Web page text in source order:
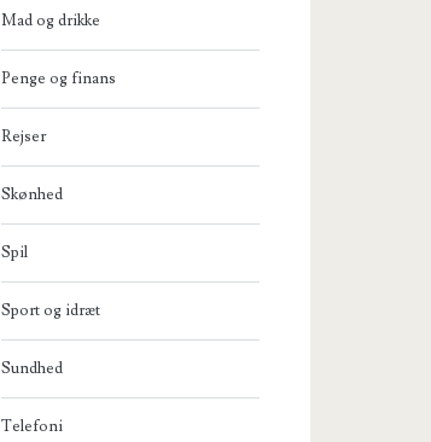
Mad og drikke
Penge og finans
Rejser
Skønhed
Spil
Sport og idræt
Sundhed
Telefoni